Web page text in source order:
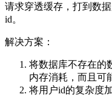
请求穿透缓存，打到数
id。
解决方案：
将数据库不存在的
内存消耗，而且可
将用户id的复杂度